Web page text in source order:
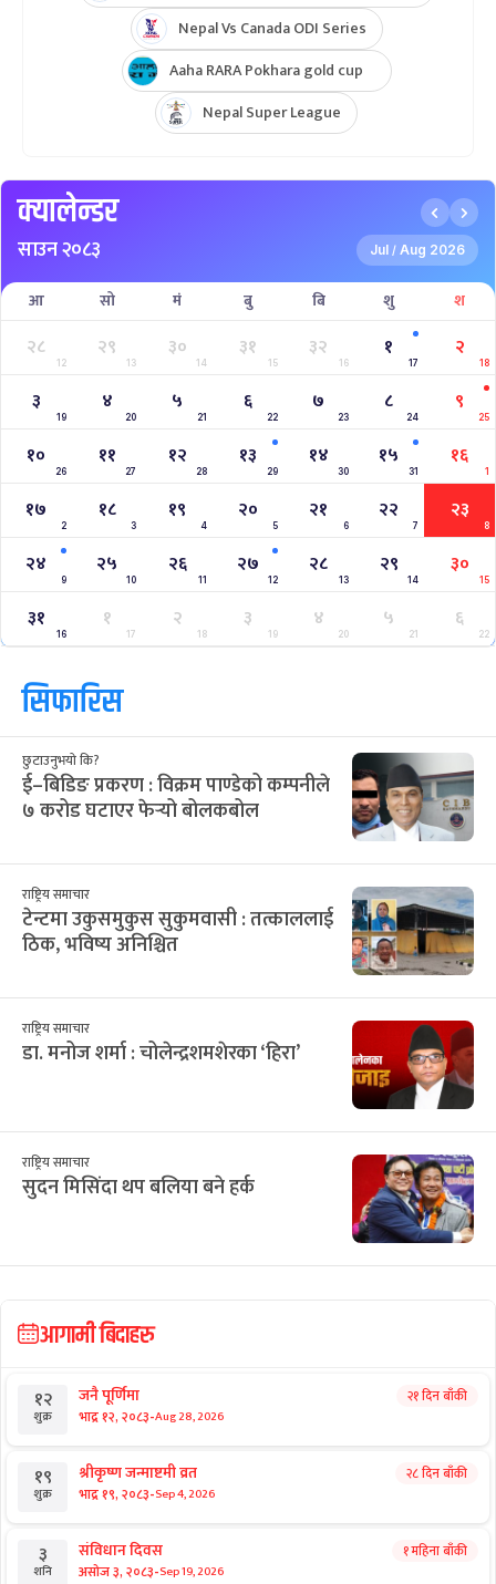
Nepal Vs Canada ODI Series
Aaha RARA Pokhara gold cup
Nepal Super League
क्यालेन्डर
साउन २०८३ Jul / Aug 2026
आ सो मं बु बि शु श
२८
12
२९
13
३०
14
३१
15
३२
16
१
17
२
18
३
19
४
20
५
21
६
22
७
23
८
24
९
25
१०
26
११
27
१२
28
१३
29
१४
30
१५
31
१६
1
१७
2
१८
3
१९
4
२०
5
२१
6
२२
7
२३
8
२४
9
२५
10
२६
11
२७
12
२८
13
२९
14
३०
15
३१
16
१
17
२
18
३
19
४
20
५
21
६
22
सिफारिस
छुटाउनुभयो कि?
ई–बिडिङ प्रकरण : विक्रम पाण्डेको कम्पनीले
७ करोड घटाएर फेर्‍यो बोलकबोल
राष्ट्रिय समाचार
टेन्टमा उकुसमुकुस सुकुमवासी : तत्काललाई
ठिक, भविष्य अनिश्चित
राष्ट्रिय समाचार
डा. मनोज शर्मा : चोलेन्द्रशमशेरका ‘हिरा’
राष्ट्रिय समाचार
सुदन मिसिंदा थप बलिया बने हर्क
आगामी बिदाहरु
१२
शुक्र
जनै पूर्णिमा
भाद्र १२, २०८३-Aug 28, 2026
२१ दिन बाँकी
१९
शुक्र
श्रीकृष्ण जन्माष्टमी व्रत
भाद्र १९, २०८३-Sep 4, 2026
२८ दिन बाँकी
३
शनि
संविधान दिवस
असोज ३, २०८३-Sep 19, 2026
१ महिना बाँकी